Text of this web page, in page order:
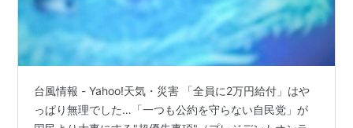
台風情報 - Yahoo!天気・災害 「全員に2万円給付」はや
っぱり無理でした…「一つも公約を守らない自民党」が